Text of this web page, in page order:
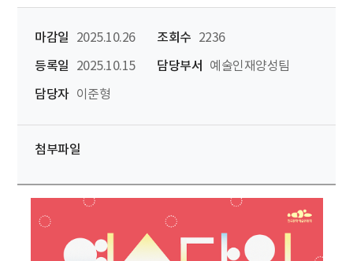
마감일 2025.10.26 조회수
2236
등록일
2025.10.15 담당부서
예술인재양성팀
담당자 이준형
첨부파일